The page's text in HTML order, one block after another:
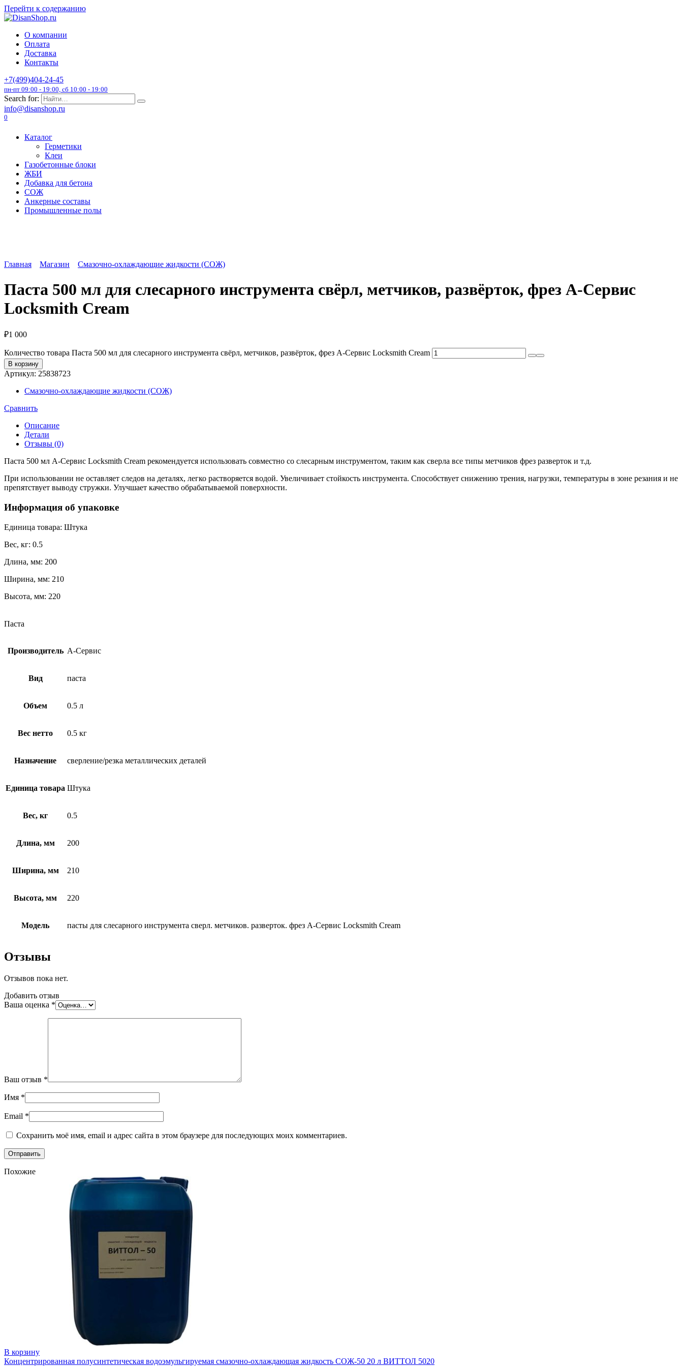
Перейти к содержанию
О компании
Оплата
Доставка
Контакты
+7(499)404-24-45
пн-пт 09:00 - 19:00, сб 10:00 - 19:00
Search for:
info@disanshop.ru
0
Каталог
Герметики
Клеи
Газобетонные блоки
ЖБИ
Добавка для бетона
СОЖ
Анкерные составы
Промышленные полы
Главная Магазин Смазочно-охлаждающие жидкости (СОЖ)
Паста 500 мл для слесарного инструмента свёрл, метчиков, развёрток, фрез А-Сервис
Locksmith Cream
₽1 000
Количество товара Паста 500 мл для слесарного инструмента свёрл, метчиков, развёрток, фрез А-Сервис Locksmith Cream
В корзину
Артикул: 25838723
Смазочно-охлаждающие жидкости (СОЖ)
Сравнить
Описание
Детали
Отзывы (0)
Паста 500 мл А-Сервис Locksmith Cream рекомендуется использовать совместно со слесарным инструментом, таким как сверла все типы метчиков фрез разверток и т.д.
При использовании не оставляет следов на деталях, легко растворяется водой. Увеличивает стойкость инструмента. Способствует снижению трения, нагрузки, температуры в зоне резания и не
препятствует выводу стружки. Улучшает качество обрабатываемой поверхности.
Информация об упаковке
Единица товара: Штука
Вес, кг: 0.5
Длина, мм: 200
Ширина, мм: 210
Высота, мм: 220
Паста
Производитель А-Сервис
Вид паста
Объем 0.5 л
Вес нетто 0.5 кг
Назначение сверление/резка металлических деталей
Единица товара Штука
Вес, кг 0.5
Длина, мм 200
Ширина, мм 210
Высота, мм 220
Модель пасты для слесарного инструмента сверл. метчиков. разверток. фрез А-Сервис Locksmith Cream
Отзывы
Отзывов пока нет.
Добавить отзыв
Ваша оценка *
Ваш отзыв *
Имя *
Email *
Сохранить моё имя, email и адрес сайта в этом браузере для последующих моих комментариев.
Похожие
В корзину
Концентрированная полусинтетическая водоэмульгируемая смазочно-охлаждающая жидкость СОЖ-50 20 л ВИТТОЛ 5020